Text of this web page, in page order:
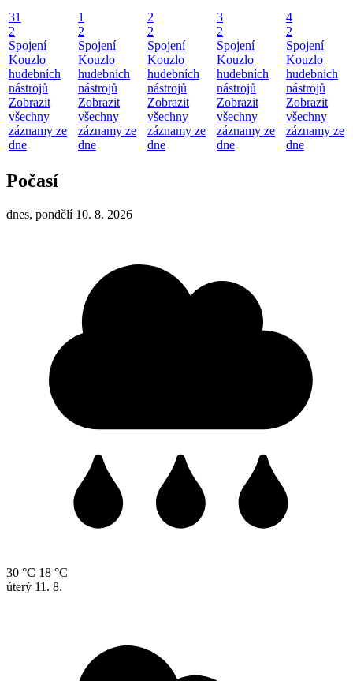
31
2
Spojení
Kouzlo
hudebních
nástrojů
Zobrazit
všechny
záznamy ze
dne
1
2
Spojení
Kouzlo
hudebních
nástrojů
Zobrazit
všechny
záznamy ze
dne
2
2
Spojení
Kouzlo
hudebních
nástrojů
Zobrazit
všechny
záznamy ze
dne
3
2
Spojení
Kouzlo
hudebních
nástrojů
Zobrazit
všechny
záznamy ze
dne
4
2
Spojení
Kouzlo
hudebních
nástrojů
Zobrazit
všechny
záznamy ze
dne
Počasí
dnes, pondělí 10. 8. 2026
30 °C 18 °C
úterý 11. 8.